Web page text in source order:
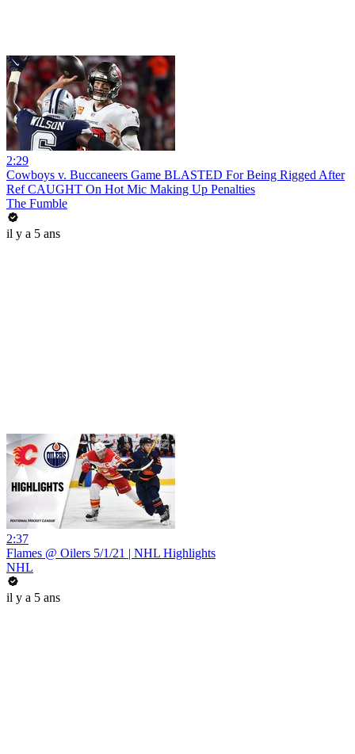
2:29
Cowboys v. Buccaneers Game BLASTED For Being Rigged After
Ref CAUGHT On Hot Mic Making Up Penalties
The Fumble
il y a 5 ans
2:37
Flames @ Oilers 5/1/21 | NHL Highlights
NHL
il y a 5 ans